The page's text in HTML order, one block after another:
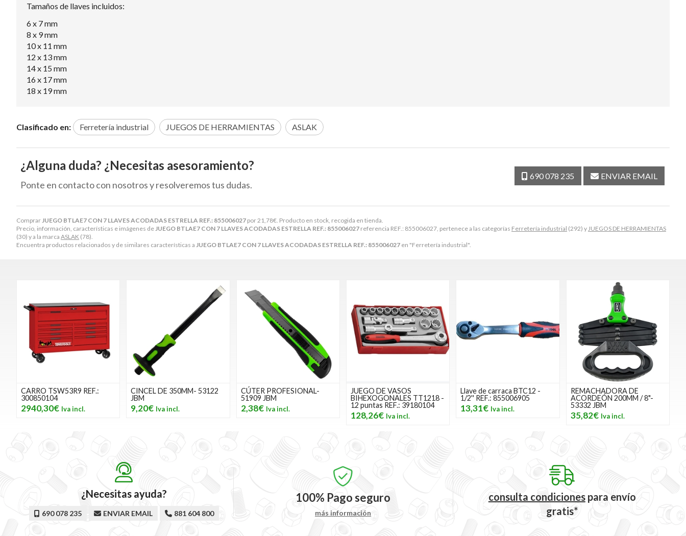
Comprar JUEGO BTLAE7 CON 7 LLAVES ACODADAS ESTRELLA REF.: 855006027 por 21,78€ . Producto en stock, recogida en tienda.
Precio, información, características e imágenes de JUEGO BTLAE7 CON 7 LLAVES ACODADAS ESTRELLA REF.: 855006027 referencia REF.: 855006027, pertenece a las categorías Ferretería industrial (292) y JUEGOS DE HERRAMIENTAS
(30) y a la marca ASLAK (78).
Encuentra productos relacionados y de similares características a JUEGO BTLAE7 CON 7 LLAVES ACODADAS ESTRELLA REF.: 855006027 en "Ferretería industrial".
Tamaños de llaves incluidos:
6 x 7 mm
8 x 9 mm
10 x 11 mm
12 x 13 mm
14 x 15 mm
16 x 17 mm
18 x 19 mm
Clasificado en: Ferretería industrial JUEGOS DE HERRAMIENTAS ASLAK
¿Alguna duda? ¿Necesitas asesoramiento?
Ponte en contacto con nosotros y resolveremos tus dudas.
690 078 235 ENVIAR EMAIL
CARRO TSW53R9 REF.:
300850104
2940,30€
CINCEL DE 350MM- 53122
JBM
9,20€
CÚTER PROFESIONAL-
51909 JBM
2,38€
JUEGO DE VASOS
BIHEXOGONALES TT1218 -
12 puntas REF.: 39180104
128,26€
Llave de carraca BTC12 -
1/2'' REF.: 855006905
13,31€
REMACHADORA DE
ACORDEÓN 200MM / 8"-
53332 JBM
35,82€
¿Necesitas ayuda?
690 078 235 ENVIAR EMAIL 881 604 800
100% Pago seguro
más información
consulta condicionespara envío
gratis*